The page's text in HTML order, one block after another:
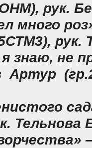
рук.
много
рук.
я знаю, не
Тельнова